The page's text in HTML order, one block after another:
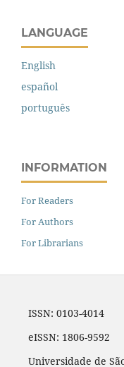
LANGUAGE
English
español
português
INFORMATION
For Readers
For Authors
For Librarians
ISSN: 0103-4014
eISSN: 1806-9592
Universidade de